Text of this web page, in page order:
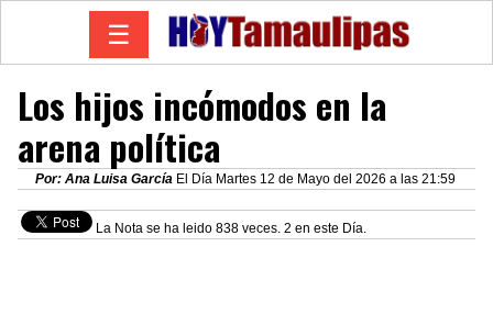
☰
Los hijos incómodos en la
arena política
Por: Ana Luisa García El Día Martes 12 de Mayo del 2026 a las 21:59
La Nota se ha leido 838 veces. 2 en este Día.